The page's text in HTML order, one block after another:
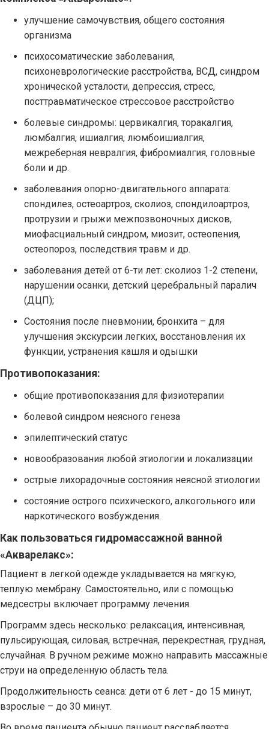
улучшение самочувствия, общего состояния
организма
психосоматические заболевания,
психоневрологические расстройства, ВСД, синдром
хронической усталости, депрессия, стресс,
посттравматическое стрессовое расстройство
болевые синдромы: цервикалгия, торакалгия,
люмбалгия, ишиалгия, люмбоишиалгия,
межреберная невралгия, фибромиалгия, головные
боли и др.
заболевания опорно-двигательного аппарата:
спондилез, остеоартроз, сколиоз, спондилоартроз,
протрузии и грыжи межпозвоночных дисков,
миофасциальный синдром, миозит, остеопения,
остеопороз, последствия травм и др.
заболевания детей от 6-ти лет: сколиоз 1-2 степени,
нарушении осанки, детский церебральный паралич
(ДЦП);
Состояния после пневмонии, бронхита – для
улучшения экскурсии легких, восстановления их
функции, устранения кашля и одышки
Противопоказания:
общие противопоказания для физиотерапии
болевой синдром неясного генеза
эпилептический статус
новообразования любой этиологии и локализации
острые лихорадочные состояния неясной этиологии
состояние острого психического, алкогольного или
наркотического возбуждения.
Как пользоваться гидромассажной ванной
«Акварелакс»:
Пациент в легкой одежде укладывается на мягкую,
теплую мембрану. Самостоятельно, или с помощью
медсестры включает программу лечения.
Программ здесь несколько: релаксация, интенсивная,
пульсирующая, силовая, встречная, перекрестная, грудная,
случайная. В ручном режиме можно направить массажные
струи на определенную область тела.
Продолжительность сеанса: дети от 6 лет - до 15 минут,
взрослые – до 30 минут.